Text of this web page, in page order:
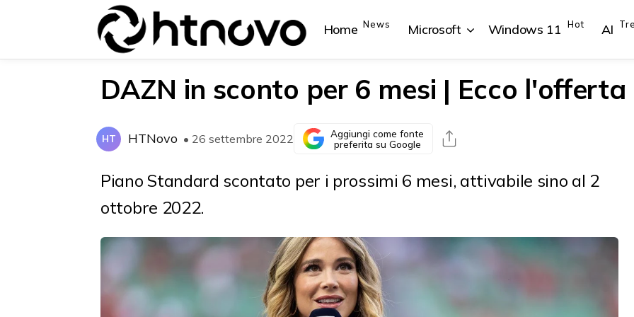
Home News Microsoft
{{POSTS[0].LABEL}} {{POSTS[1].LABEL}}
Windows 11 Hot AI
{{POSTS[0].LABEL}} {{POSTS[1].LABEL}}
DAZN in sconto per 6 mesi | Ecco l'offerta
HT HTNovo • 26 settembre 2022
Aggiungi come fonte
preferita su Google
Piano Standard scontato per i prossimi 6 mesi, attivabile sino al 2
ottobre 2022.